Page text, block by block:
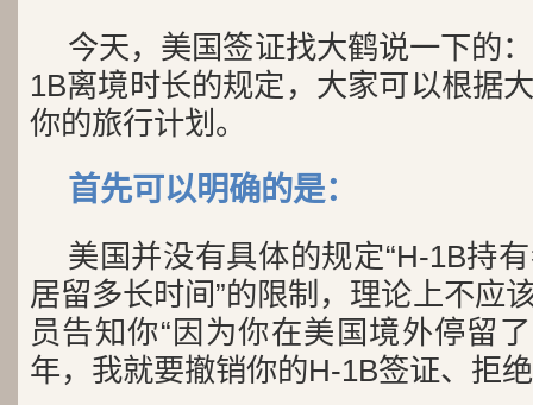
今天，美国签证找大鹤说一下的
1B离境时长的规定，大家可以根据
你的旅行计划。
首先可以明确的是：
美国并没有具体的规定“H-1B持
居留多长时间”的限制，理论上不应
员告知你“因为你在美国境外停留
年，我就要撤销你的H-1B签证、拒